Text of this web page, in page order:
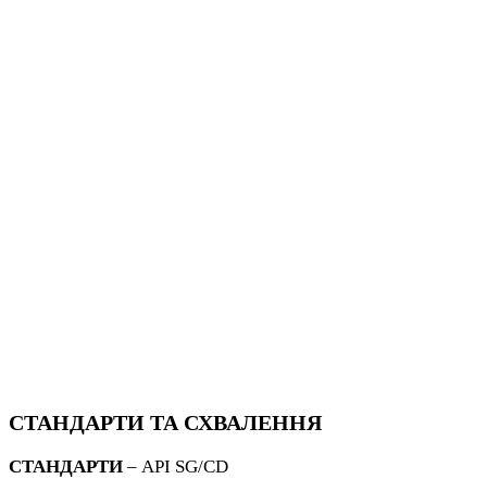
СТАНДАРТИ ТА СХВАЛЕННЯ
СТАНДАРТИ – API SG/CD